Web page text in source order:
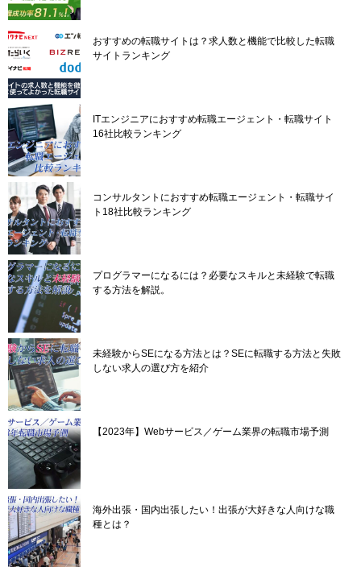
おすすめの転職サイトは？求人数と機能で比較した転職
サイトランキング
ITエンジニアにおすすめ転職エージェント・転職サイト
16社比較ランキング
コンサルタントにおすすめ転職エージェント・転職サイ
ト18社比較ランキング
プログラマーになるには？必要なスキルと未経験で転職
する方法を解説。
未経験からSEになる方法とは？SEに転職する方法と失敗
しない求人の選び方を紹介
【2023年】Webサービス／ゲーム業界の転職市場予測
海外出張・国内出張したい！出張が大好きな人向けな職
種とは？